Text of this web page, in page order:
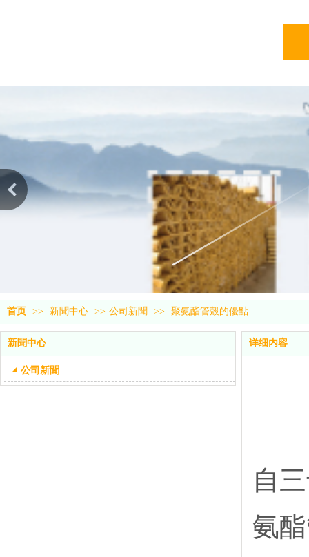
首页 >> 新聞中心 >> 公司新聞 >> 聚氨酯管殼的優點
新聞中心
公司新聞
详细内容
自
氨